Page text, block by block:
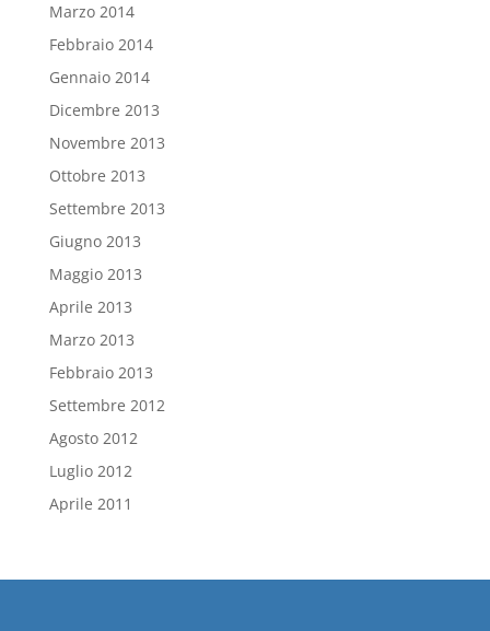
Marzo 2014
Febbraio 2014
Gennaio 2014
Dicembre 2013
Novembre 2013
Ottobre 2013
Settembre 2013
Giugno 2013
Maggio 2013
Aprile 2013
Marzo 2013
Febbraio 2013
Settembre 2012
Agosto 2012
Luglio 2012
Aprile 2011